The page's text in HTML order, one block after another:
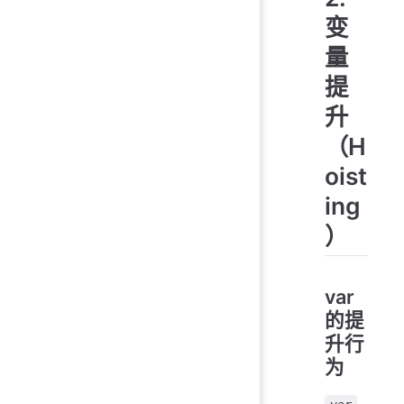
变
量
提
升
（H
oist
ing
）
var
的提
升行
为